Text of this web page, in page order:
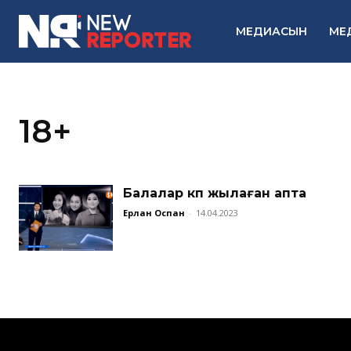
МЕДИАСЫН
18+
Балалар көп жылаған апта
Ерлан Оспан - 14.04.2023